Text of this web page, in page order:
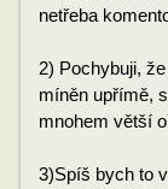
netřeba
2) Pochybuji,
míněn upřímě,
mnohem větší
3)Spíš bych to